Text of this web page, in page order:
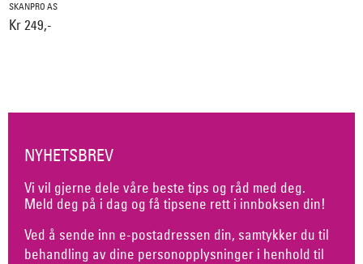
SKANPRO AS
Kr 249,-
NYHETSBREV
Vi vil gjerne dele våre beste tips og råd med deg.
Meld deg på i dag og få tipsene rett i innboksen din!
Ved å sende inn e-postadressen din, samtykker du til
behandling av dine personopplysninger i henhold til